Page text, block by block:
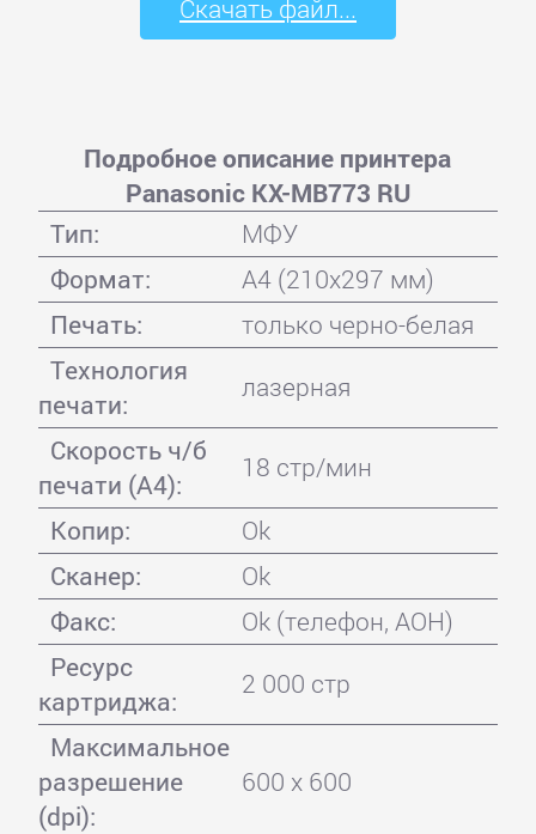
Скачать файл...
Подробное описание принтера
Panasonic KX-MB773 RU
Тип:
МФУ
Формат:
A4 (210x297 мм)
Печать:
только черно-белая
Технология
печати:
лазерная
Скорость ч/б
печати (А4):
18 стр/мин
Копир:
Ok
Сканер:
Ok
Факс:
Ok (телефон, АОН)
Ресурс
картриджа:
2 000 стр
Максимальное
разрешение
(dpi):
600 x 600